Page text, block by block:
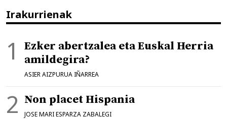
Irakurrienak
Ezker abertzalea eta Euskal Herria
amildegira?
ASIER AIZPURUA IÑARREA
Non placet Hispania
JOSE MARI ESPARZA ZABALEGI